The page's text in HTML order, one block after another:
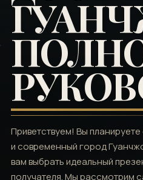
Приветствуем! Вы
и современный город
вам выбрать идеальный
получателя. Мы рассмотрим